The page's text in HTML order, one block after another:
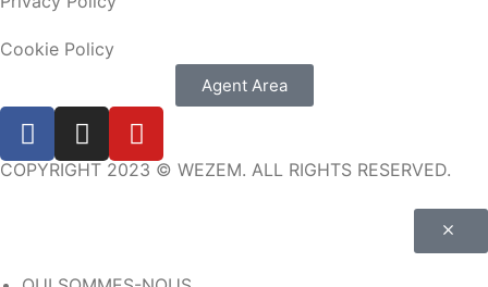
Cookie Policy
Agent Area
COPYRIGHT 2023 © WEZEM. ALL RIGHTS RESERVED.